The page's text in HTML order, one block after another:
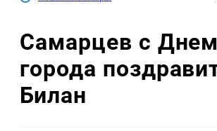
Самарцев с Днем
города
Билан